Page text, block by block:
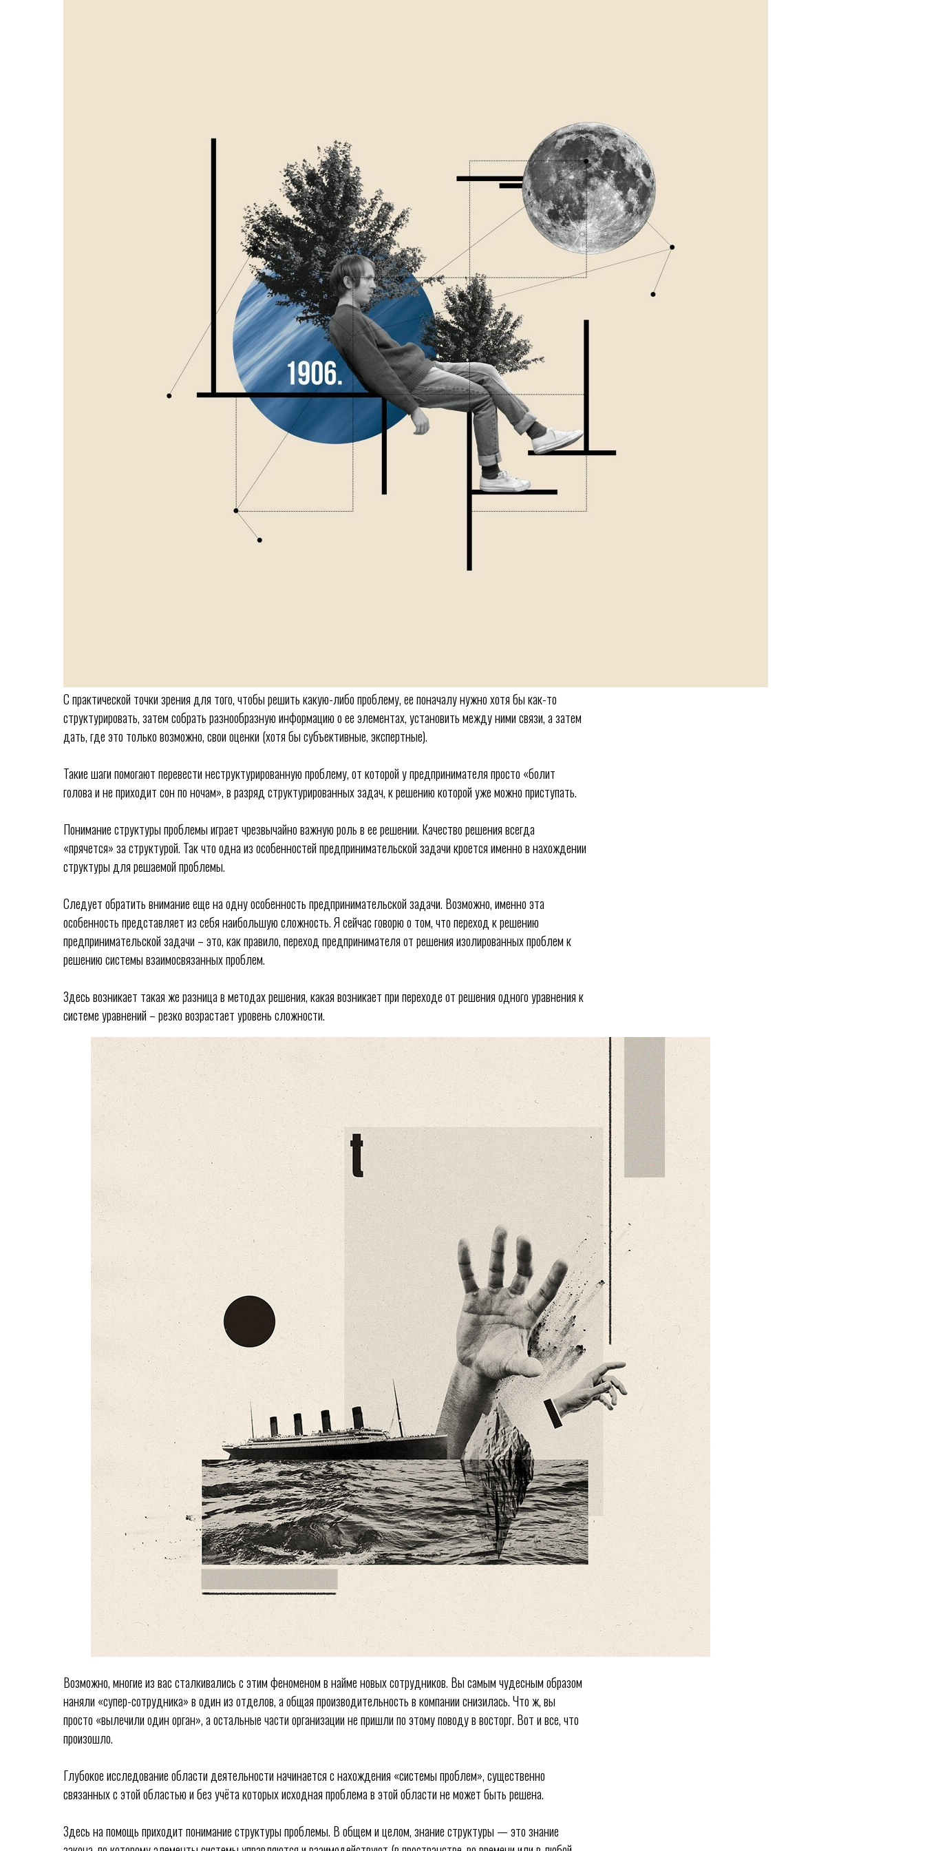
С практической точки зрения для того, чтобы решить какую-либо проблему, ее поначалу нужно хотя бы как-то
структурировать, затем собрать разнообразную информацию о ее элементах, установить между ними связи, а затем
дать, где это только возможно, свои оценки (хотя бы субъективные, экспертные).
Такие шаги помогают перевести неструктурированную проблему, от которой у предпринимателя просто «болит
голова и не приходит сон по ночам», в разряд структурированных задач, к решению которой уже можно приступать.
Понимание структуры проблемы играет чрезвычайно важную роль в ее решении. Качество решения всегда
«прячется» за структурой. Так что одна из особенностей предпринимательской задачи кроется именно в нахождении
структуры для решаемой проблемы.
Следует обратить внимание еще на одну особенность предпринимательской задачи. Возможно, именно эта
особенность представляет из себя наибольшую сложность. Я сейчас говорю о том, что переход к решению
предпринимательской задачи – это, как правило, переход предпринимателя от решения изолированных проблем к
решению системы взаимосвязанных проблем.
Здесь возникает такая же разница в методах решения, какая возникает при переходе от решения одного уравнения к
системе уравнений – резко возрастает уровень сложности.
Возможно, многие из вас сталкивались с этим феноменом в найме новых сотрудников. Вы самым чудесным образом
наняли «супер-сотрудника» в один из отделов, а общая производительность в компании снизилась. Что ж, вы
просто «вылечили один орган», а остальные части организации не пришли по этому поводу в восторг. Вот и все, что
произошло.
Глубокое исследование области деятельности начинается с нахождения «системы проблем», существенно
связанных с этой областью и без учёта которых исходная проблема в этой области не может быть решена.
Здесь на помощь приходит понимание структуры проблемы. В общем и целом, знание структуры — это знание